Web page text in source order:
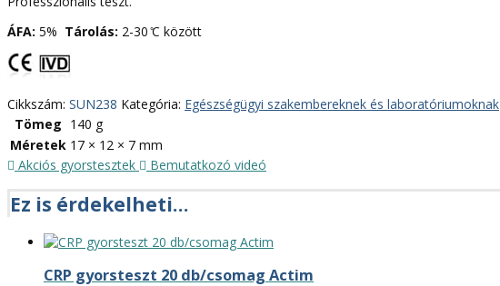
ÁFA: 5% Tárolás: 2-30 ̊C között
Cikkszám: SUN238 Kategória: Egészségügyi szakembereknek és laboratóriumoknak
Tömeg 140 g
Méretek 17 × 12 × 7 mm
Akciós gyorstesztek
Bemutatkozó videó
Ez is érdekelheti…
CRP gyorsteszt 20 db/csomag Actim